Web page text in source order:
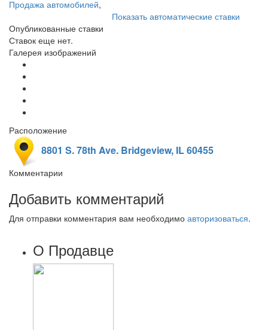
Продажа автомобилей,
Показать автоматические ставки
Опубликованные ставки
Ставок еще нет.
Галерея изображений
Расположение
8801 S. 78th Ave. Bridgeview, IL 60455
Комментарии
Добавить комментарий
Для отправки комментария вам необходимо авторизоваться.
О Продавце